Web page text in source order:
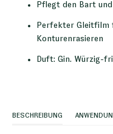
Pflegt den Bart
Perfekter Gleitfilm
Konturenrasieren
Duft: Gin. Würzig-
BESCHREIBUNG